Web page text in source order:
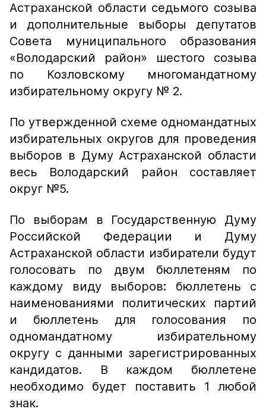
Астраханской области седьмого созыва
и дополнительные выборы депутатов
Совета муниципального образования
«Володарский район» шестого созыва
по Козловскому многомандатному
избирательному округу № 2.
По утвержденной схеме одномандатных
избирательных округов для проведения
выборов в Думу Астраханской области
весь Володарский район составляет
округ №5.
По выборам в Государственную Думу
Российской Федерации и Думу
Астраханской области избиратели будут
голосовать по двум бюллетеням по
каждому виду выборов: бюллетень с
наименованиями политических партий
и бюллетень для голосования по
одномандатному избирательному
округу с данными зарегистрированных
кандидатов. В каждом бюллетене
необходимо будет поставить 1 любой
знак.